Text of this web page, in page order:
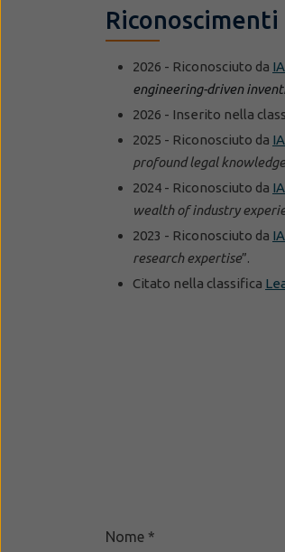
Riconoscimenti
2026 - Riconosciuto da
engineering-driven
2026 - Inserito nella
2025 - Riconosciuto da
profound legal
2024 - Riconosciuto da
wealth of industry
2023 - Riconosciuto da
research expertise”.
Citato nella classifica
Nome *